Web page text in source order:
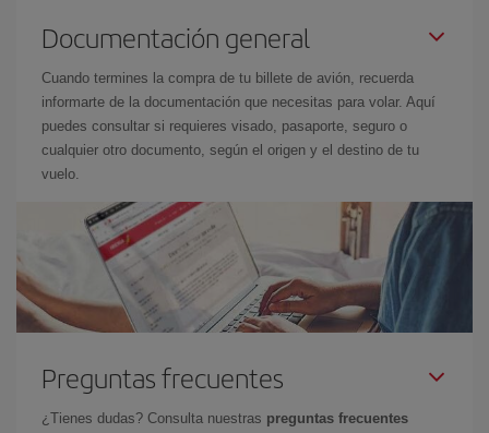
Documentación general
Cuando termines la compra de tu billete de avión, recuerda
informarte de la documentación que necesitas para volar. Aquí
puedes consultar si requieres visado, pasaporte, seguro o
cualquier otro documento, según el origen y el destino de tu
vuelo.
Preguntas frecuentes
¿Tienes dudas? Consulta nuestras preguntas frecuentes